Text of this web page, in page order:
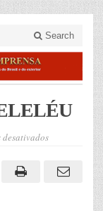
Search
em
BURRO
NO